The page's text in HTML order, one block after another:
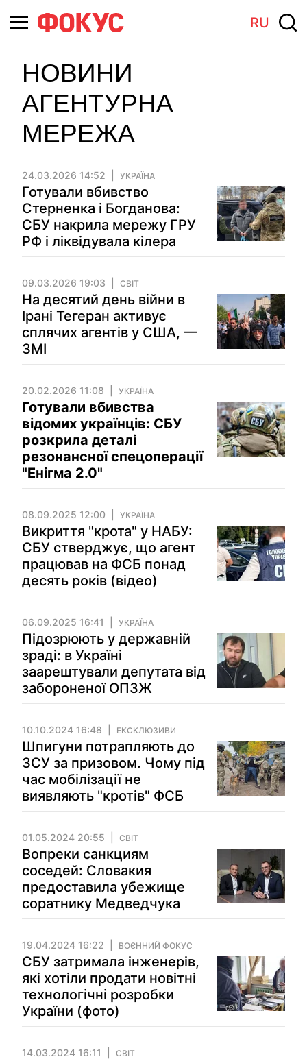
RU
НОВИНИ
АГЕНТУРНА
МЕРЕЖА
24.03.2026 14:52 УКРАЇНА
Готували вбивство
Стерненка і Богданова:
СБУ накрила мережу ГРУ
РФ і ліквідувала кілера
09.03.2026 19:03 СВІТ
На десятий день війни в
Ірані Тегеран активує
сплячих агентів у США, —
ЗМІ
20.02.2026 11:08 УКРАЇНА
Готували вбивства
відомих українців: СБУ
розкрила деталі
резонансної спецоперації
"Енігма 2.0"
08.09.2025 12:00 УКРАЇНА
Викриття "крота" у НАБУ:
СБУ стверджує, що агент
працював на ФСБ понад
десять років (відео)
06.09.2025 16:41 УКРАЇНА
Підозрюють у державній
зраді: в Україні
заарештували депутата від
забороненої ОПЗЖ
10.10.2024 16:48 ЕКСКЛЮЗИВИ
Шпигуни потрапляють до
ЗСУ за призовом. Чому під
час мобілізації не
виявляють "кротів" ФСБ
01.05.2024 20:55 СВІТ
Вопреки санкциям
соседей: Словакия
предоставила убежище
соратнику Медведчука
19.04.2024 16:22 ВОЄННИЙ ФОКУС
СБУ затримала інженерів,
які хотіли продати новітні
технологічні розробки
України (фото)
14.03.2024 16:11 СВІТ